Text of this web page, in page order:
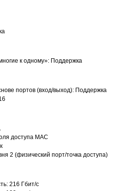
к одному»: Поддержка
портов (вход/выход): Поддержка
доступа MAC
2 (физический порт/точка доступа)
216 Гбит/с